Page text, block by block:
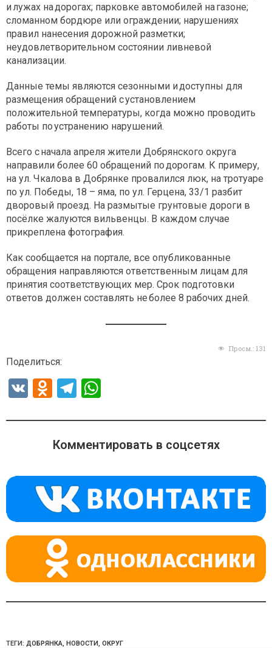
и лужах на дорогах; парковке автомобилей на газоне;
сломанном бордюре или ограждении; нарушениях
правил нанесения дорожной разметки;
неудовлетворительном состоянии ливневой
канализации.
Данные темы являются сезонными и доступны для
размещения обращений с установлением
положительной температуры, когда можно проводить
работы по устранению нарушений.
Всего с начала апреля жители Добрянского округа
направили более 60 обращений по дорогам. К примеру,
на ул. Чкалова в Добрянке провалился люк, на тротуаре
по ул. Победы, 18 – яма, по ул. Герцена, 33/1 разбит
дворовый проезд. На размытые грунтовые дороги в
посёлке жалуются вильвенцы. В каждом случае
прикреплена фотография.
Как сообщается на портале, все опубликованные
обращения направляются ответственным лицам для
принятия соответствующих мер. Срок подготовки
ответов должен составлять не более 8 рабочих дней.
Просм.: 131
Поделиться:
V
O
n
o
a
ss
ni
ki
T
e
gr
m
at
s
p
p
Комментировать в соцсетях
ТЕГИ: ДОБРЯНКА, НОВОСТИ, ОКРУГ